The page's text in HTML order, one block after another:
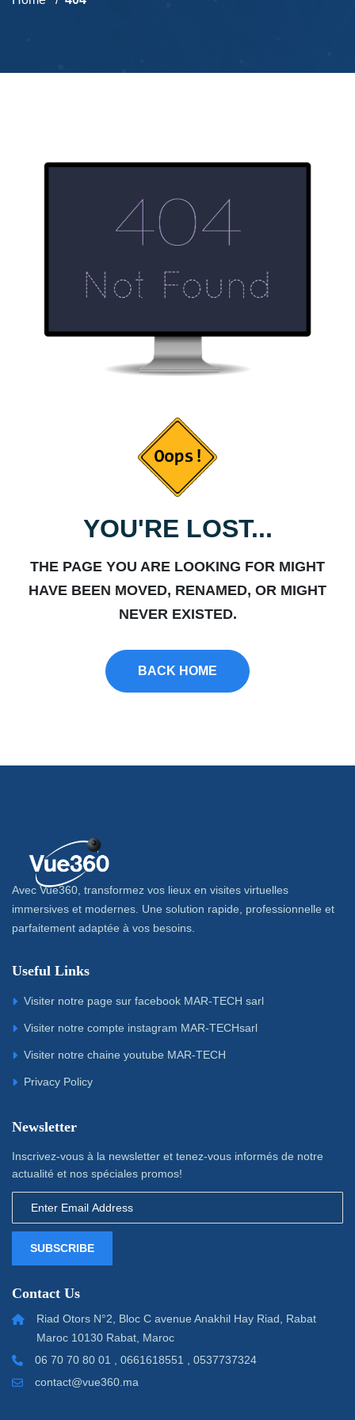
YOU'RE LOST...
THE PAGE YOU ARE LOOKING FOR MIGHT
HAVE BEEN MOVED, RENAMED, OR MIGHT
NEVER EXISTED.
BACK HOME
Avec Vue360, transformez vos lieux en visites virtuelles
immersives et modernes. Une solution rapide, professionnelle et
parfaitement adaptée à vos besoins.
Useful Links
Visiter notre page sur facebook MAR-TECH sarl
Visiter notre compte instagram MAR-TECHsarl
Visiter notre chaine youtube MAR-TECH
Privacy Policy
Newsletter
Inscrivez-vous à la newsletter et tenez-vous informés de notre
actualité et nos spéciales promos!
SUBSCRIBE
Contact Us
Riad Otors N°2, Bloc C avenue Anakhil Hay Riad, Rabat
Maroc 10130 Rabat, Maroc
06 70 70 80 01 , 0661618551 , 0537737324
contact@vue360.ma